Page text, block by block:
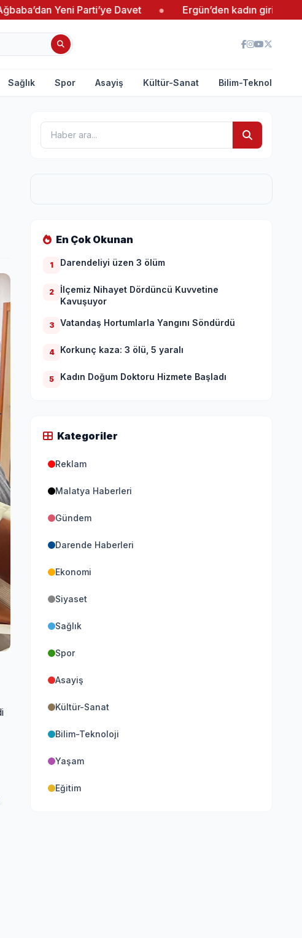
Parti’ye Davet ● Ergün’den kadın girişimcilere destek
Sağlık Spor Asayiş Kültür-Sanat Bilim-Teknoloji
En Çok Okunan
1 Darendeliyi üzen 3 ölüm
2
İlçemiz Nihayet Dördüncü Kuvvetine
Kavuşuyor
3 Vatandaş Hortumlarla Yangını Söndürdü
4 Korkunç kaza: 3 ölü, 5 yaralı
5 Kadın Doğum Doktoru Hizmete Başladı
Kategoriler
Reklam
Malatya Haberleri
Gündem
Darende Haberleri
Ekonomi
Siyaset
Sağlık
Spor
Asayiş
Kültür-Sanat
Bilim-Teknoloji
Yaşam
Eğitim